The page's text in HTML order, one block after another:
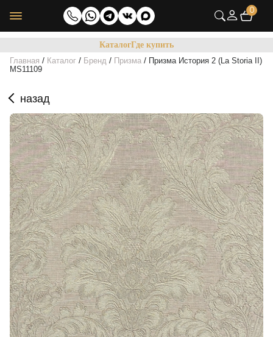
0
КаталогГде купить
Главная / Каталог / Бренд / Призма / Призма История 2 (La Storia II)
MS11109
назад